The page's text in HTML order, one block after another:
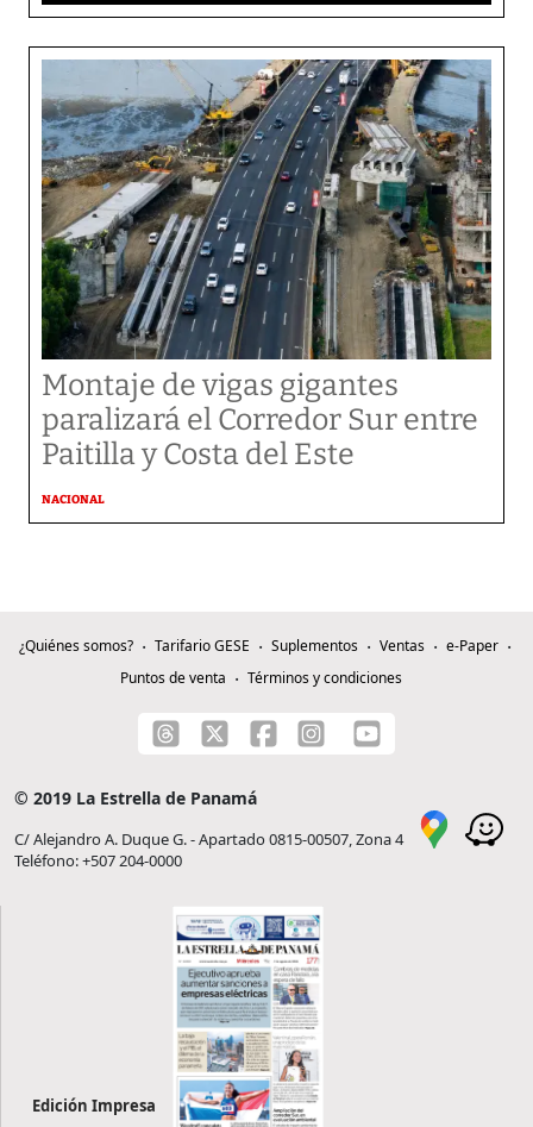
Montaje de vigas gigantes
paralizará el Corredor Sur entre
Paitilla y Costa del Este
NACIONAL
¿Quiénes somos? Tarifario GESE Suplementos Ventas
e-Paper
Puntos de venta
Términos y condiciones
© 2019 La Estrella de Panamá
C/ Alejandro A. Duque G. - Apartado 0815-00507, Zona 4
Teléfono: +507 204-0000
Edición Impresa